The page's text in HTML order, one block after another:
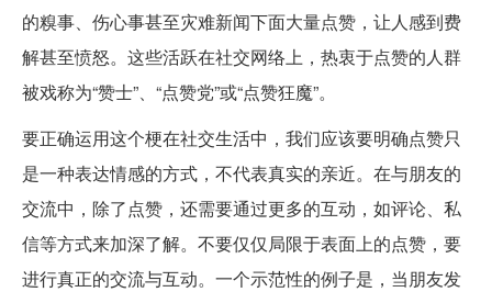
的糗事、伤心事甚至灾难新闻下面大量点赞，让人感到费
解甚至愤怒。这些活跃在社交网络上，热衷于点赞的人群
被戏称为“赞士”、“点赞党”或“点赞狂魔”。
要正确运用这个梗在社交生活中，我们应该要明确点赞只
是一种表达情感的方式，不代表真实的亲近。在与朋友的
交流中，除了点赞，还需要通过更多的互动，如评论、私
信等方式来加深了解。不要仅仅局限于表面上的点赞，要
进行真正的交流与互动。一个示范性的例子是，当朋友发